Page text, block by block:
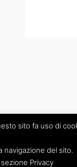
sito fa uso di
navigazione del sito.
Privacy